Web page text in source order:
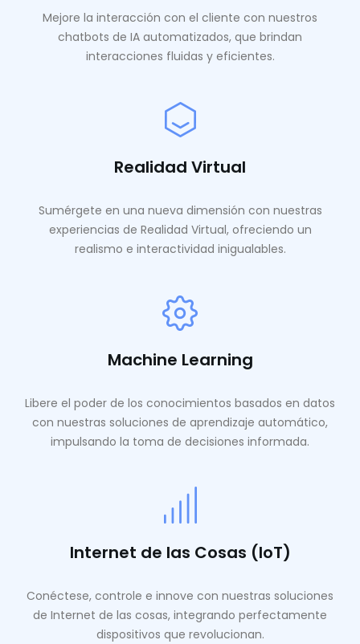
Mejore la interacción con el cliente con nuestros
chatbots de IA automatizados, que brindan
interacciones fluidas y eficientes.
Realidad Virtual
Sumérgete en una nueva dimensión con nuestras
experiencias de Realidad Virtual, ofreciendo un
realismo e interactividad inigualables.
Machine Learning
Libere el poder de los conocimientos basados ​​en datos
con nuestras soluciones de aprendizaje automático,
impulsando la toma de decisiones informada.
Internet de las Cosas (IoT)
Conéctese, controle e innove con nuestras soluciones
de Internet de las cosas, integrando perfectamente
dispositivos que revolucionan.